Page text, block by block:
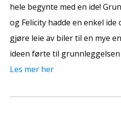
hele begynte med en ide!
og Felicity hadde en enkel
gjøre leie av biler til en mye
ideen førte til grunnleggelsen
Les mer her